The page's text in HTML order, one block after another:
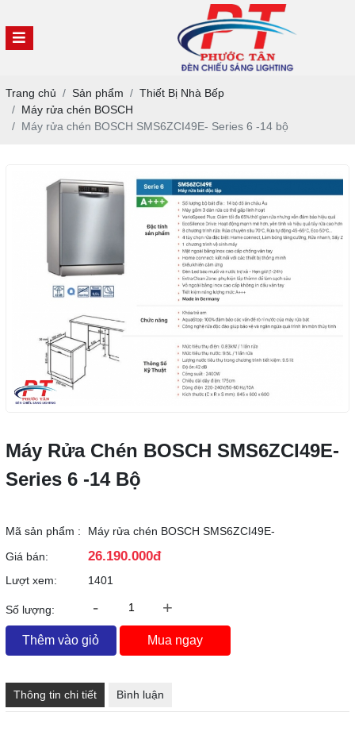
Trang chủ Sản phẩm
Thiết Bị Nhà Bếp
Máy rửa chén BOSCH
Máy rửa chén BOSCH SMS6ZCI49E- Series 6 -14 bộ
Máy Rửa Chén BOSCH SMS6ZCI49E-
Series 6 -14 Bộ
Mã sản phẩm :
Máy rửa chén BOSCH SMS6ZCI49E-
Giá bán:
26.190.000đ
Lượt xem: 1401
Số lượng: - +
Thêm vào giỏ Mua ngay
Thông tin chi tiết Bình luận